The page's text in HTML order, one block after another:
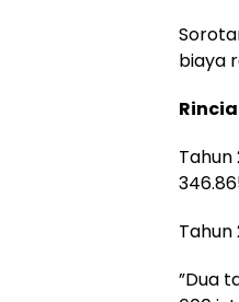
biaya
​Tahun
​”Dua